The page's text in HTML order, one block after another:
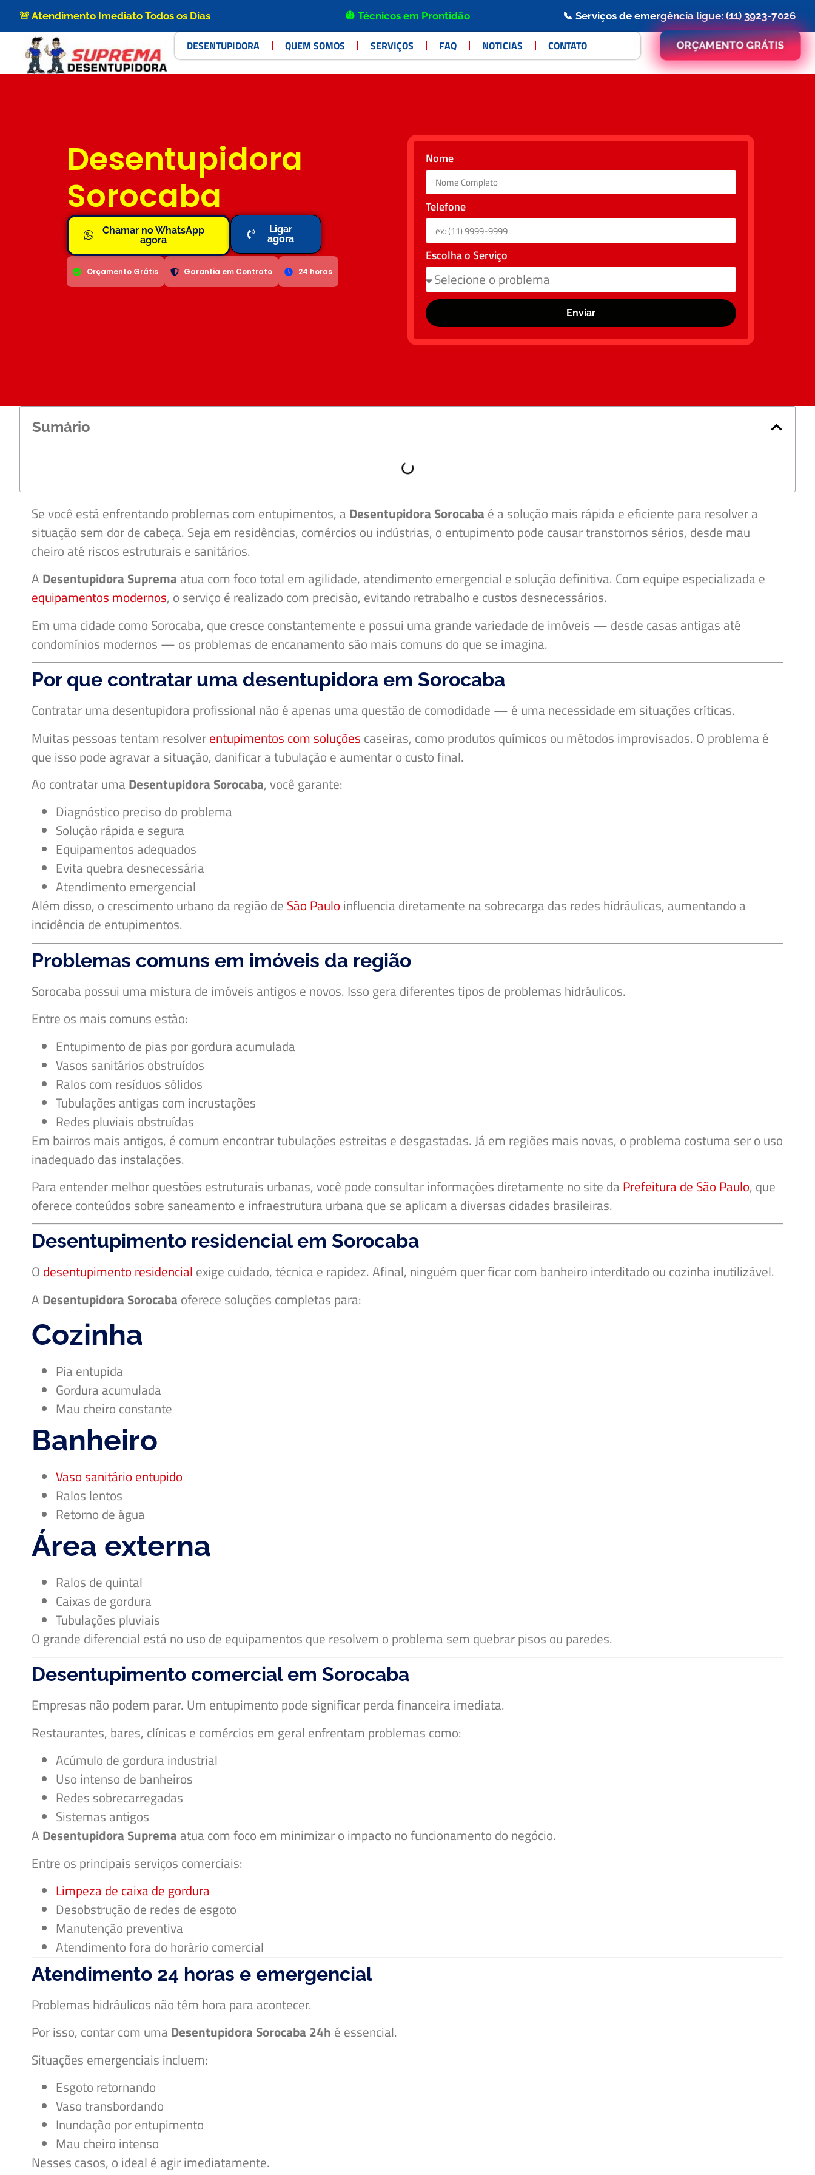
🚨 Atendimento Imediato Todos os Dias 👷 Técnicos em Prontidão 📞 Serviços de emergência ligue: (11) 3923-7026
DESENTUPIDORA QUEM SOMOS SERVIÇOS FAQ NOTICIAS CONTATO ORÇAMENTO GRÁTIS
Desentupidora
Sorocaba
Chamar no WhatsApp
agora
Ligar
agora
Orçamento Grátis Garantia em Contrato 24 horas
Nome
Telefone
Escolha o Serviço
Enviar
Sumário
Se você está enfrentando problemas com entupimentos, a Desentupidora Sorocaba é a solução mais rápida e eficiente para resolver a
situação sem dor de cabeça. Seja em residências, comércios ou indústrias, o entupimento pode causar transtornos sérios, desde mau
cheiro até riscos estruturais e sanitários.
A Desentupidora Suprema atua com foco total em agilidade, atendimento emergencial e solução definitiva. Com equipe especializada e
equipamentos modernos, o serviço é realizado com precisão, evitando retrabalho e custos desnecessários.
Em uma cidade como Sorocaba, que cresce constantemente e possui uma grande variedade de imóveis — desde casas antigas até
condomínios modernos — os problemas de encanamento são mais comuns do que se imagina.
Por que contratar uma desentupidora em Sorocaba
Contratar uma desentupidora profissional não é apenas uma questão de comodidade — é uma necessidade em situações críticas.
Muitas pessoas tentam resolverentupimentos com soluções caseiras, como produtos químicos ou métodos improvisados. O problema é
que isso pode agravar a situação, danificar a tubulação e aumentar o custo final.
Ao contratar uma Desentupidora Sorocaba, você garante:
Diagnóstico preciso do problema
Solução rápida e segura
Equipamentos adequados
Evita quebra desnecessária
Atendimento emergencial
Além disso, o crescimento urbano da região de São Paulo influencia diretamente na sobrecarga das redes hidráulicas, aumentando a
incidência de entupimentos.
Problemas comuns em imóveis da região
Sorocaba possui uma mistura de imóveis antigos e novos. Isso gera diferentes tipos de problemas hidráulicos.
Entre os mais comuns estão:
Entupimento de pias por gordura acumulada
Vasos sanitários obstruídos
Ralos com resíduos sólidos
Tubulações antigas com incrustações
Redes pluviais obstruídas
Em bairros mais antigos, é comum encontrar tubulações estreitas e desgastadas. Já em regiões mais novas, o problema costuma ser o uso
inadequado das instalações.
Para entender melhor questões estruturais urbanas, você pode consultar informações diretamente no site da Prefeitura de São Paulo, que
oferece conteúdos sobre saneamento e infraestrutura urbana que se aplicam a diversas cidades brasileiras.
Desentupimento residencial em Sorocaba
O desentupimento residencial exige cuidado, técnica e rapidez. Afinal, ninguém quer ficar com banheiro interditado ou cozinha inutilizável.
A Desentupidora Sorocaba oferece soluções completas para:
Cozinha
Pia entupida
Gordura acumulada
Mau cheiro constante
Banheiro
Vaso sanitário entupido
Ralos lentos
Retorno de água
Área externa
Ralos de quintal
Caixas de gordura
Tubulações pluviais
O grande diferencial está no uso de equipamentos que resolvem o problema sem quebrar pisos ou paredes.
Desentupimento comercial em Sorocaba
Empresas não podem parar. Um entupimento pode significar perda financeira imediata.
Restaurantes, bares, clínicas e comércios em geral enfrentam problemas como:
Acúmulo de gordura industrial
Uso intenso de banheiros
Redes sobrecarregadas
Sistemas antigos
A Desentupidora Suprema atua com foco em minimizar o impacto no funcionamento do negócio.
Entre os principais serviços comerciais:
Limpeza de caixa de gordura
Desobstrução de redes de esgoto
Manutenção preventiva
Atendimento fora do horário comercial
Atendimento 24 horas e emergencial
Problemas hidráulicos não têm hora para acontecer.
Por isso, contar com uma Desentupidora Sorocaba 24h é essencial.
Situações emergenciais incluem:
Esgoto retornando
Vaso transbordando
Inundação por entupimento
Mau cheiro intenso
Nesses casos, o ideal é agir imediatamente.